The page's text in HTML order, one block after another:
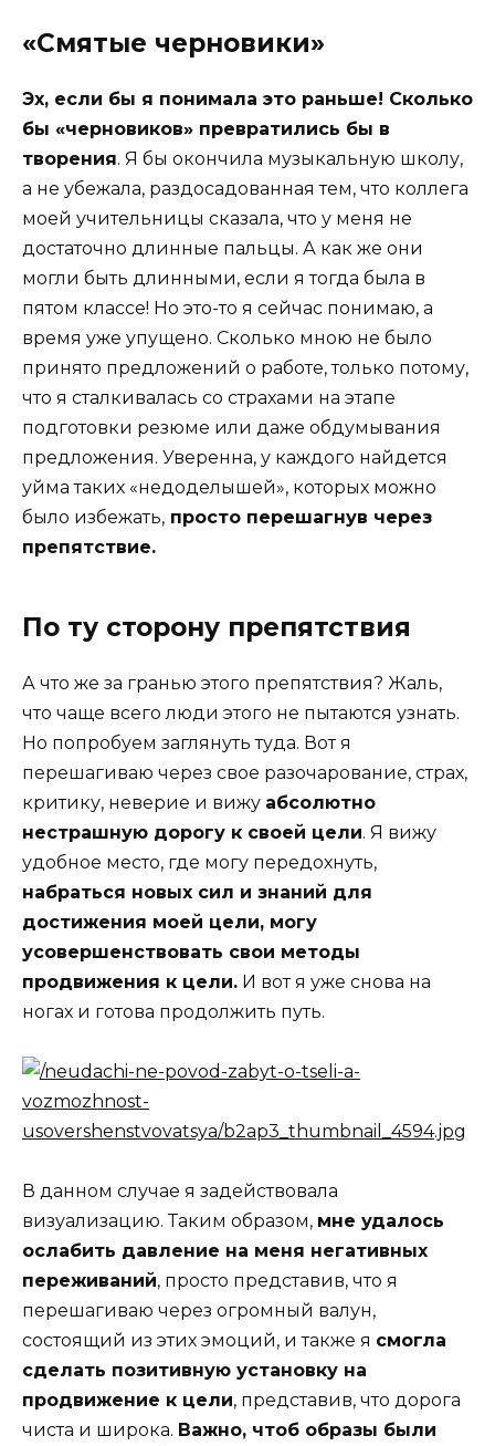
«Смятые черновики»
Эх, если бы я понимала это раньше! Сколько
бы «черновиков» превратились бы в
творения. Я бы окончила музыкальную школу,
а не убежала, раздосадованная тем, что коллега
моей учительницы сказала, что у меня не
достаточно длинные пальцы. А как же они
могли быть длинными, если я тогда была в
пятом классе! Но это-то я сейчас понимаю, а
время уже упущено. Сколько мною не было
принято предложений о работе, только потому,
что я сталкивалась со страхами на этапе
подготовки резюме или даже обдумывания
предложения. Уверенна, у каждого найдется
уйма таких «недоделышей», которых можно
было избежать, просто перешагнув через
препятствие.
По ту сторону препятствия
А что же за гранью этого препятствия? Жаль,
что чаще всего люди этого не пытаются узнать.
Но попробуем заглянуть туда. Вот я
перешагиваю через свое разочарование, страх,
критику, неверие и вижу абсолютно
нестрашную дорогу к своей цели. Я вижу
удобное место, где могу передохнуть,
набраться новых сил и знаний для
достижения моей цели, могу
усовершенствовать свои методы
продвижения к цели. И вот я уже снова на
ногах и готова продолжить путь.
В данном случае я задействовала
визуализацию. Таким образом, мне удалось
ослабить давление на меня негативных
переживаний, просто представив, что я
перешагиваю через огромный валун,
состоящий из этих эмоций, и также я смогла
сделать позитивную установку на
продвижение к цели, представив, что дорога
чиста и широка. Важно, чтоб образы были